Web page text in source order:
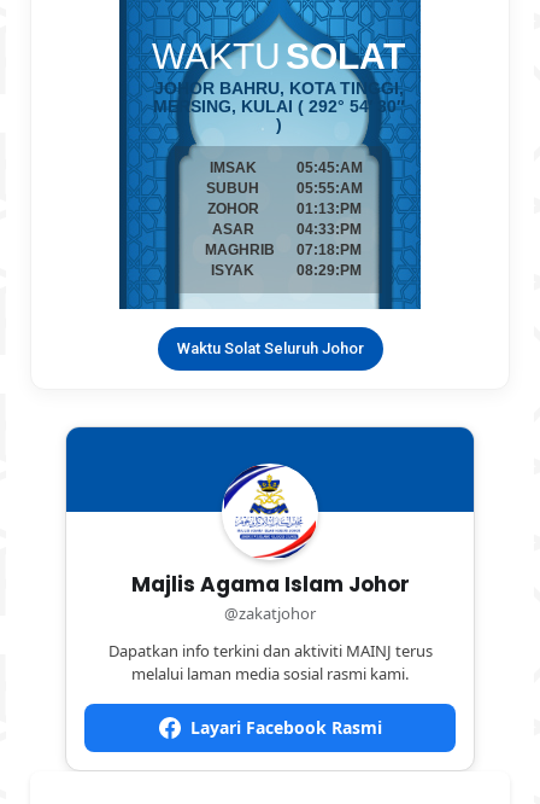
Waktu Solat Seluruh Johor
Majlis Agama Islam Johor
@zakatjohor
Dapatkan info terkini dan aktiviti MAINJ terus
melalui laman media sosial rasmi kami.
Layari Facebook Rasmi